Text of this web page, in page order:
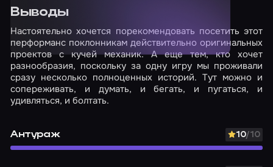
Выводы
Настоятельно хочется порекомендовать посетить этот
перформанс поклонникам действительно оригинальных
проектов с кучей механик. А еще тем, кто хочет
разнообразия, поскольку за одну игру мы проживали
сразу несколько полноценных историй. Тут можно и
сопереживать, и думать, и бегать, и пугаться, и
удивляться, и болтать.
Антураж 10/10